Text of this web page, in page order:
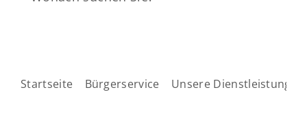
Startseite Bürgerservice Unsere Dienstleistungen